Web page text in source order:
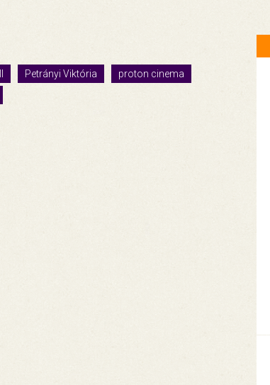
Petrányi Viktória
proton cinema